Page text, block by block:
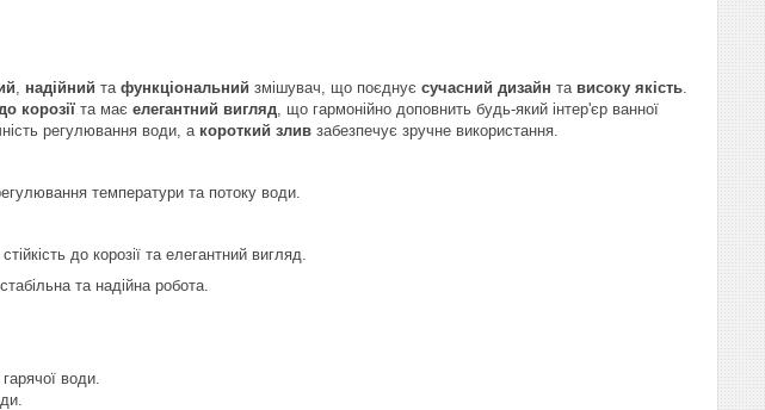
, надійний та функціональний змішувач, що поєднує сучасний дизайн та високу якість.
корозії та має елегантний вигляд, що гармонійно доповнить будь-який інтер'єр ванної
регулювання води, а короткий злив забезпечує зручне використання.
температури та потоку води.
до корозії та елегантний вигляд.
та надійна робота.
води.